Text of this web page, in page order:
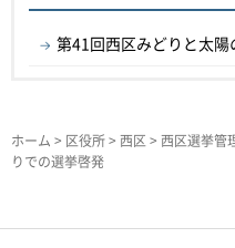
第41回西区みどりと太
ホーム > 区役所> 西区> 西区選挙管
りでの選挙啓発